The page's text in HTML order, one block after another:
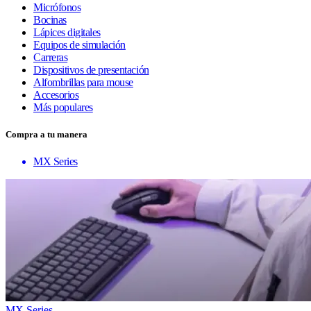
Micrófonos
Bocinas
Lápices digitales
Equipos de simulación
Carreras
Dispositivos de presentación
Alfombrillas para mouse
Accesorios
Más populares
Compra a tu manera
MX Series